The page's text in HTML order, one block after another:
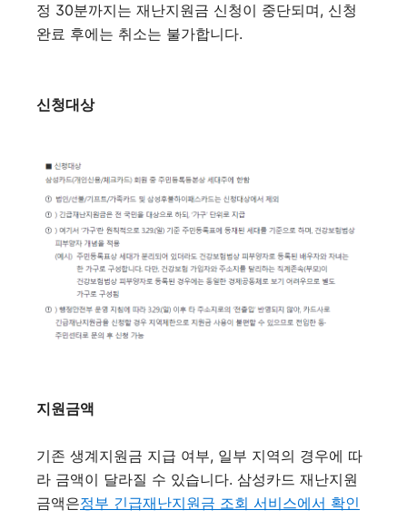
정 30분까지는 재난지원금 신청이 중단되며, 신청
완료 후에는 취소는 불가합니다.
신청대상
지원금액
기존 생계지원금 지급 여부, 일부 지역의 경우에 따
라 금액이 달라질 수 있습니다. 삼성카드 재난지원
금액은정부 긴급재난지원금 조회 서비스에서 확인